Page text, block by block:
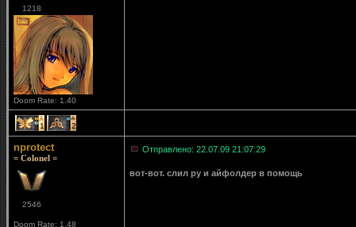
1218
Doom Rate: 1.40
1 2
nprotect
= Colonel =
2546
Doom Rate: 1.48
Отправлено: 22.07.09 21:07:29
вот-вот. слил ру и айфолдер в помощь